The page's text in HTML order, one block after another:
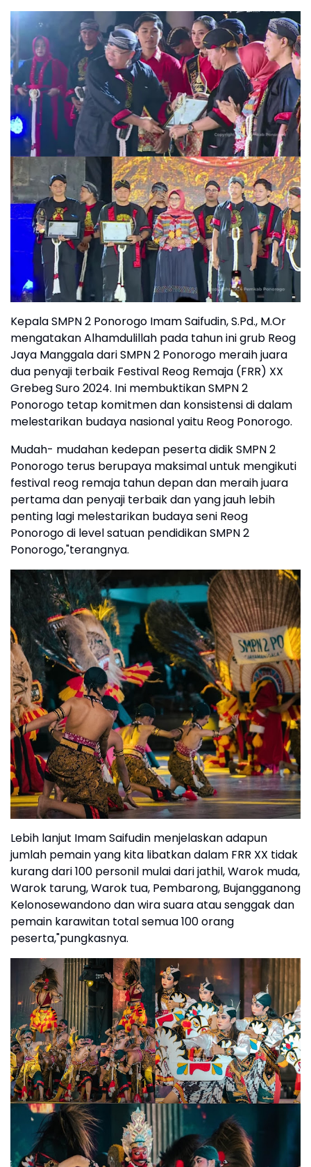
Kepala SMPN 2 Ponorogo Imam Saifudin, S.Pd., M.Or
mengatakan Alhamdulillah pada tahun ini grub Reog
Jaya Manggala dari SMPN 2 Ponorogo meraih juara
dua penyaji terbaik Festival Reog Remaja (FRR) XX
Grebeg Suro 2024. Ini membuktikan SMPN 2
Ponorogo tetap komitmen dan konsistensi di dalam
melestarikan budaya nasional yaitu Reog Ponorogo.
Mudah- mudahan kedepan peserta didik SMPN 2
Ponorogo terus berupaya maksimal untuk mengikuti
festival reog remaja tahun depan dan meraih juara
pertama dan penyaji terbaik dan yang jauh lebih
penting lagi melestarikan budaya seni Reog
Ponorogo di level satuan pendidikan SMPN 2
Ponorogo,"terangnya.
Lebih lanjut Imam Saifudin menjelaskan adapun
jumlah pemain yang kita libatkan dalam FRR XX tidak
kurang dari 100 personil mulai dari jathil, Warok muda,
Warok tarung, Warok tua, Pembarong, Bujangganong
Kelonosewandono dan wira suara atau senggak dan
pemain karawitan total semua 100 orang
peserta,"pungkasnya.